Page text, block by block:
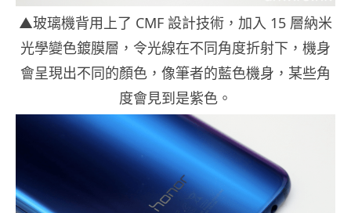
▲玻璃機背用上了 CMF 設計技術，加入 15 層納米
光學變色鍍膜層，令光線在不同角度折射下，機身
會呈現出不同的顏色，像筆者的藍色機身，某些角
度會見到是紫色。